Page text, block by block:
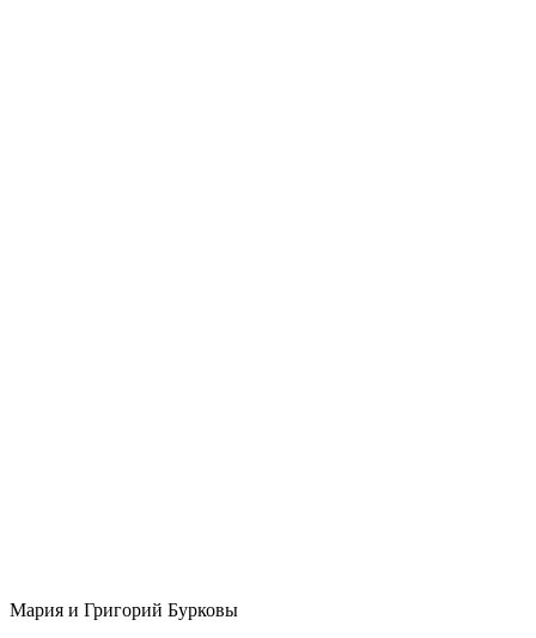
Мария и Григорий Бурковы